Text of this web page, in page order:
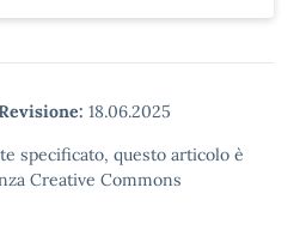
18.06.2025
specificato, questo articolo è
Creative Commons